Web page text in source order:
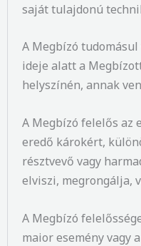
saját tulajdonú
A Megbízó
ideje alatt a
helyszínén, annak
A Megbízó felelős az
eredő károkért,
résztvevő vagy
elviszi, megrongálja,
A Megbízó
maior esemény vagy